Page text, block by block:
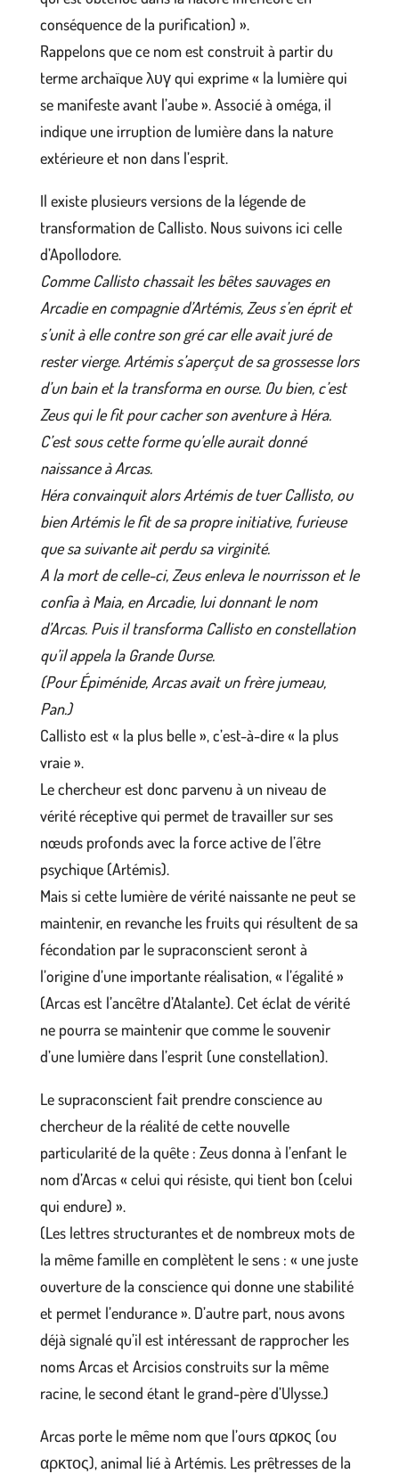
conséquence de la purification) ».
Rappelons que ce nom est construit à partir du
terme archaïque λυγ qui exprime « la lumière qui
se manifeste avant l’aube ». Associé à oméga, il
indique une irruption de lumière dans la nature
extérieure et non dans l’esprit.
Il existe plusieurs versions de la légende de
transformation de Callisto. Nous suivons ici celle
d’Apollodore.
Comme Callisto chassait les bêtes sauvages en
Arcadie en compagnie d’Artémis, Zeus s’en éprit et
s’unit à elle contre son gré car elle avait juré de
rester vierge. Artémis s’aperçut de sa grossesse lors
d’un bain et la transforma en ourse. Ou bien, c’est
Zeus qui le fit pour cacher son aventure à Héra.
C’est sous cette forme qu’elle aurait donné
naissance à Arcas.
Héra convainquit alors Artémis de tuer Callisto, ou
bien Artémis le fit de sa propre initiative, furieuse
que sa suivante ait perdu sa virginité.
A la mort de celle-ci, Zeus enleva le nourrisson et le
confia à Maia, en Arcadie, lui donnant le nom
d’Arcas. Puis il transforma Callisto en constellation
qu’il appela la Grande Ourse.
(Pour Épiménide, Arcas avait un frère jumeau,
Pan.)
Callisto est « la plus belle », c’est-à-dire « la plus
vraie ».
Le chercheur est donc parvenu à un niveau de
vérité réceptive qui permet de travailler sur ses
nœuds profonds avec la force active de l’être
psychique (Artémis).
Mais si cette lumière de vérité naissante ne peut se
maintenir, en revanche les fruits qui résultent de sa
fécondation par le supraconscient seront à
l’origine d’une importante réalisation, « l’égalité »
(Arcas est l’ancêtre d’Atalante). Cet éclat de vérité
ne pourra se maintenir que comme le souvenir
d’une lumière dans l’esprit (une constellation).
Le supraconscient fait prendre conscience au
chercheur de la réalité de cette nouvelle
particularité de la quête : Zeus donna à l’enfant le
nom d’Arcas « celui qui résiste, qui tient bon (celui
qui endure) ».
(Les lettres structurantes et de nombreux mots de
la même famille en complètent le sens : « une juste
ouverture de la conscience qui donne une stabilité
et permet l’endurance ». D’autre part, nous avons
déjà signalé qu’il est intéressant de rapprocher les
noms Arcas et Arcisios construits sur la même
racine, le second étant le grand-père d’Ulysse.)
Arcas porte le même nom que l’ours αρκος (ou
αρκτος), animal lié à Artémis. Les prêtresses de la